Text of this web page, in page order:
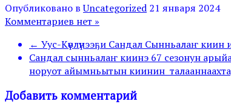
Опубликовано вUncategorized 21 января 2024
Комментариев нет »
← Уус-Күөлүнээҕи Сандал Сынньалаҥ киин
Сандал сынньалаҥ киинэ 67 сезонун
норуот айымньытын киинин
Добавить комментарий